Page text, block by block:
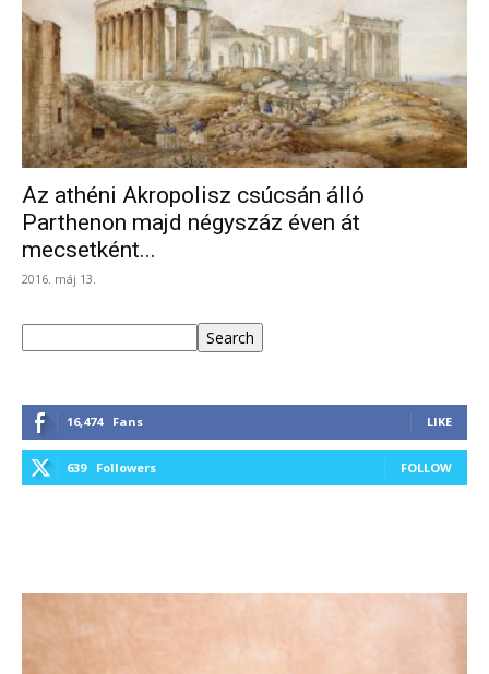
Az athéni Akropolisz csúcsán álló
Parthenon majd négyszáz éven át
mecsetként...
2016. máj 13.
Search
16,474 Fans LIKE
639 Followers FOLLOW